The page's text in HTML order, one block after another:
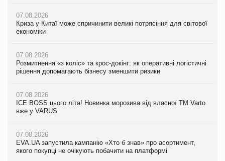
07.08.2026
Криза у Китаї може спричинити великі потрясіння для світової
економіки
07.08.2026
Розмитнення «з коліс» та крос-докінг: як оперативні логістичні
рішення допомагають бізнесу зменшити ризики
07.08.2026
ICE BOSS цього літа! Новинка морозива від власної ТМ Varto
вже у VARUS
07.08.2026
EVA.UA запустила кампанію «Хто б знав» про асортимент,
якого покупці не очікують побачити на платформі
07.08.2026
ICE BOSS цього літа! Новинка морозива від власної ТМ Varto
07.08.2026
EVA.UA запустила кампанію «Хто б знав» про асортимент,
06.08.2026
Смачна новинка для хвостатих: у VARUS з’явилися паучі
05.08.2026
Мережа супермаркетів VARUS купує мережу магазинів
07.08.2026
Криза у Китаї може спричинити великі потрясіння для світової
економіки
07.08.2026
Kraft Heinz скоротила збиток у першому півріччі
Продажі Hugo Boss впали на 9%